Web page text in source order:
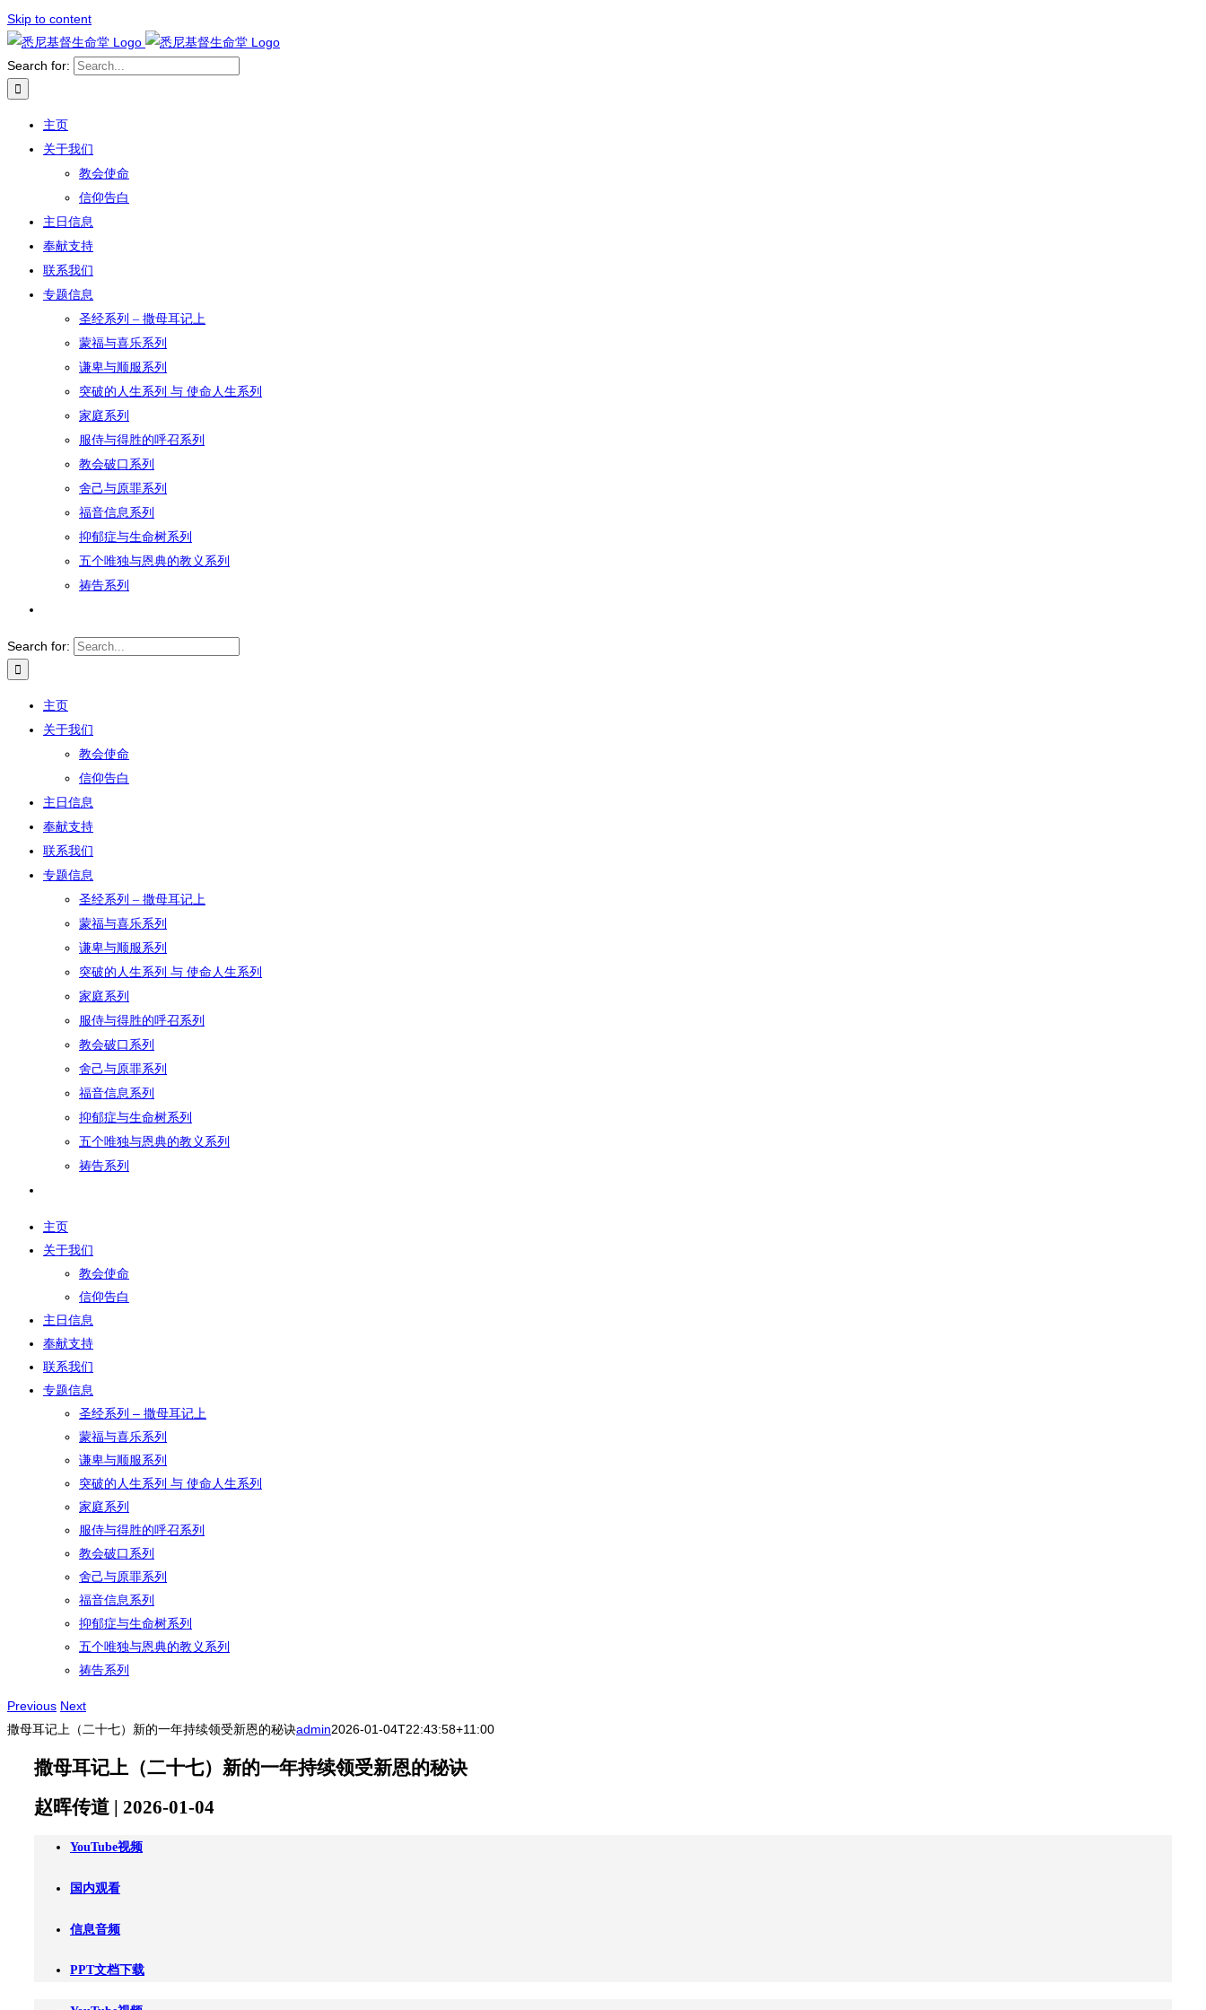
Skip to content
Search for:
主页
关于我们
教会使命
信仰告白
主日信息
奉献支持
联系我们
专题信息
圣经系列 – 撒母耳记上
蒙福与喜乐系列
谦卑与顺服系列
突破的人生系列 与 使命人生系列
家庭系列
服侍与得胜的呼召系列
教会破口系列
舍己与原罪系列
福音信息系列
抑郁症与生命树系列
五个唯独与恩典的教义系列
祷告系列
Search for:
主页
关于我们
教会使命
信仰告白
主日信息
奉献支持
联系我们
专题信息
圣经系列 – 撒母耳记上
蒙福与喜乐系列
谦卑与顺服系列
突破的人生系列 与 使命人生系列
家庭系列
服侍与得胜的呼召系列
教会破口系列
舍己与原罪系列
福音信息系列
抑郁症与生命树系列
五个唯独与恩典的教义系列
祷告系列
主页
关于我们
教会使命
信仰告白
主日信息
奉献支持
联系我们
专题信息
圣经系列 – 撒母耳记上
蒙福与喜乐系列
谦卑与顺服系列
突破的人生系列 与 使命人生系列
家庭系列
服侍与得胜的呼召系列
教会破口系列
舍己与原罪系列
福音信息系列
抑郁症与生命树系列
五个唯独与恩典的教义系列
祷告系列
Previous Next
撒母耳记上（二十七）新的一年持续领受新恩的秘诀admin2026-01-04T22:43:58+11:00
撒母耳记上（二十七）新的一年持续领受新恩的秘诀
赵晖传道 | 2026-01-04
YouTube视频
国内观看
信息音频
PPT文档下载